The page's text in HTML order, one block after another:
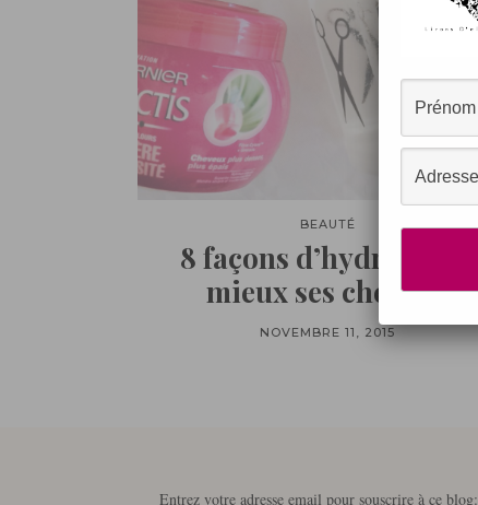
BEAUTÉ
8 façons d’hydrater au
mieux ses cheveux
NOVEMBRE 11, 2015
Entrez votre adresse email pour souscrire à ce blog: